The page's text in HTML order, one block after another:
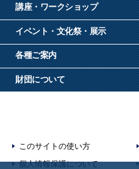
講座・ワークショップ
イベント・文化祭・展示
各種ご案内
財団について
このサイトの使い方
個人情報保護について